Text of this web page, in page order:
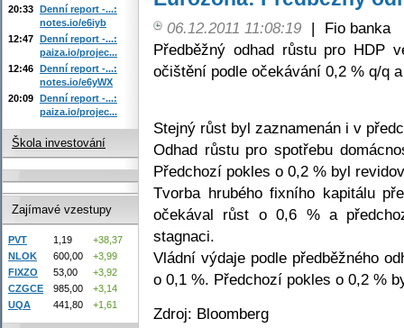
06.12.2011 11:08:19 |
Fio banka
Předběžný odhad růstu pro HDP
očištění podle očekávání 0,2 % q/q
Stejný růst byl zaznamenán i v
Odhad růstu pro spotřebu
Předchozí pokles o 0,2 % byl
Tvorba hrubého fixního kapitálu
očekával růst o 0,6 % a
stagnaci.
Vládní výdaje podle předběžného
o 0,1 %. Předchozí pokles o 0,2 %
Zdroj: Bloomberg
20:33 Denní report -...:
notes.io/e6iyb
12:47 Denní report -...:
paiza.io/projec...
12:46 Denní report -...:
notes.io/e6yWX
20:09 Denní report -...:
paiza.io/projec...
Škola investování
Zajímavé vzestupy
PVT 1,19
+38,37
NLOK
600,00
+3,99
FIXZO
53,00
+3,92
CZGCE
985,00
+3,14
UQA
441,80 +1,61